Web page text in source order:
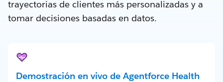
trayectorias de clientes más personalizadas y a
tomar decisiones basadas en datos.
Demostración en vivo de Agentforce Health